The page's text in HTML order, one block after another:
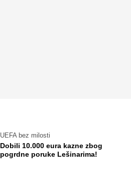
UEFA bez milosti
Dobili 10.000 eura kazne zbog
pogrdne poruke Lešinarima!